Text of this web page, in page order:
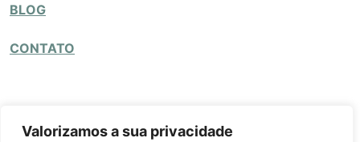
Valorizamos a sua privacidade
BLOG
CONTATO